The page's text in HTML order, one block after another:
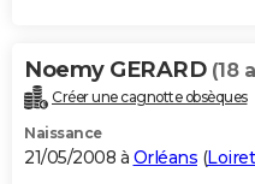
Noemy GERARD (18
Créer une cagnotte obsèques
Naissance
21/05/2008 à Orléans (Loiret